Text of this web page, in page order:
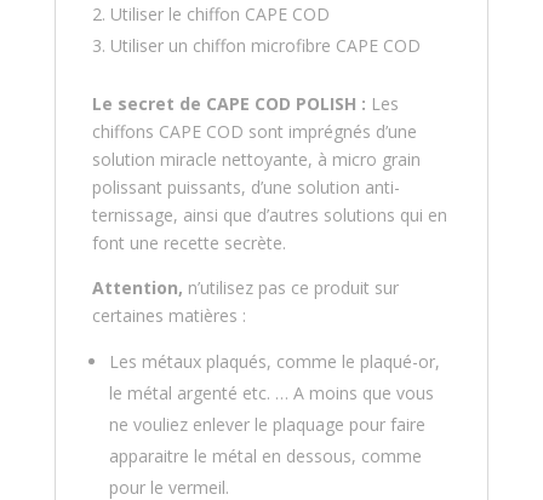
Utiliser le chiffon CAPE COD
Utiliser un chiffon microfibre CAPE COD
Le secret de CAPE COD POLISH : Les
chiffons CAPE COD sont imprégnés d’une
solution miracle nettoyante, à micro grain
polissant puissants, d’une solution anti-
ternissage, ainsi que d’autres solutions qui en
font une recette secrète.
Attention, n’utilisez pas ce produit sur
certaines matières :
Les métaux plaqués, comme le plaqué-or,
le métal argenté etc. … A moins que vous
ne vouliez enlever le plaquage pour faire
apparaitre le métal en dessous, comme
pour le vermeil.